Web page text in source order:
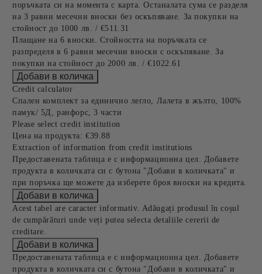
поръчката си на момента с карта. Останалата сума се разделя
на 3 равни месечни вноски без оскъпяване. За покупки на
стойност до 1000 лв. / €511.31
Плащане на 6 вноски. Стойността на поръчката се
разпределя в 6 равни месечни вноски с оскъпяване. За
покупки на стойност до 2000 лв. / €1022.61
Credit calculator
Спален комплект за единично легло, Лалета в жълто, 100%
памук/ 5Д, ранфорс, 3 части
Please select credit institution
Цена на продукта: €39.88
Extraction of information from credit institutions
Предоставената таблица е с информационна цел. Добавете
продукта в количката си с бутона "Добави в количката" и
при поръчка ще можете да изберете броя вноски на кредита.
Acest tabel are caracter informativ. Adăugați produsul în coșul
de cumpărături unde veți putea selecta detaliile cererii de
creditare.
Предоставената таблица е с информационна цел. Добавете
продукта в количката си с бутона "Добави в количката" и